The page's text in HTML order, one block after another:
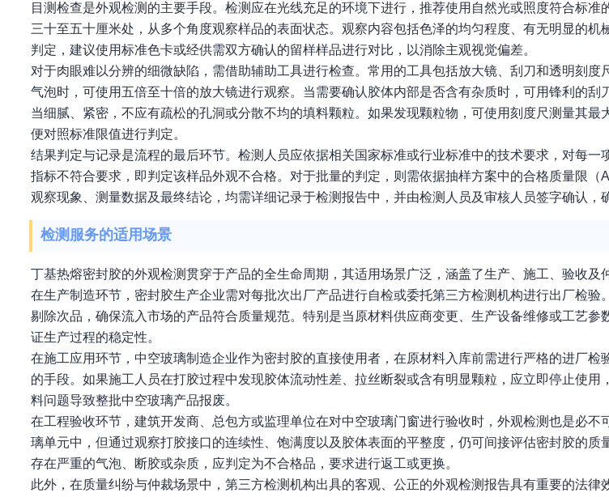
目测检查是外观检测的主要手段。检测应在光线充足的环境下进行，推荐使用自然光或照度符合标
三十至五十厘米处，从多个角度观察样品的表面状态。观察内容包括色泽的均匀程度、有无明显的机
判定，建议使用标准色卡或经供需双方确认的留样样品进行对比，以消除主观视觉偏差。
对于肉眼难以分辨的细微缺陷，需借助辅助工具进行检查。常用的工具包括放大镜、刮刀和透明刻
气泡时，可使用五倍至十倍的放大镜进行观察。当需要确认胶体内部是否含有杂质时，可用锋利的刮
当细腻、紧密，不应有疏松的孔洞或分散不均的填料颗粒。如果发现颗粒物，可使用刻度尺测量其最
便对照标准限值进行判定。
结果判定与记录是流程的最后环节。检测人员应依据相关国家标准或行业标准中的技术要求，对每一
指标不符合要求，即判定该样品外观不合格。对于批量的判定，则需依据抽样方案中的合格质量限（
观察现象、测量数据及最终结论，均需详细记录于检测报告中，并由检测人员及审核人员签字确认，
检测服务的适用场景
丁基热熔密封胶的外观检测贯穿于产品的全生命周期，其适用场景广泛，涵盖了生产、施工、验收及
在生产制造环节，密封胶生产企业需对每批次出厂产品进行自检或委托第三方检测机构进行出厂检验
剔除次品，确保流入市场的产品符合质量规范。特别是当原材料供应商变更、生产设备维修或工艺参
证生产过程的稳定性。
在施工应用环节，中空玻璃制造企业作为密封胶的直接使用者，在原材料入库前需进行严格的进厂检
的手段。如果施工人员在打胶过程中发现胶体流动性差、拉丝断裂或含有明显颗粒，应立即停止使
料问题导致整批中空玻璃产品报废。
在工程验收环节，建筑开发商、总包方或监理单位在对中空玻璃门窗进行验收时，外观检测也是必不
璃单元中，但通过观察打胶接口的连续性、饱满度以及胶体表面的平整度，仍可间接评估密封胶的质
存在严重的气泡、断胶或杂质，应判定为不合格品，要求进行返工或更换。
此外，在质量纠纷与仲裁场景中，第三方检测机构出具的客观、公正的外观检测报告具有重要的法